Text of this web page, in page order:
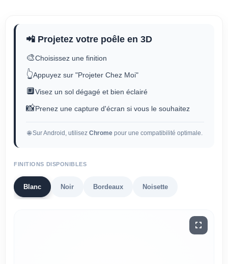
📲 Projetez votre poêle en 3D
🎨Choisissez une finition
👆Appuyez sur "Projeter Chez Moi"
🔲Visez un sol dégagé et bien éclairé
📸Prenez une capture d'écran si vous le souhaitez
🌐 Sur Android, utilisez Chrome pour une compatibilité optimale.
FINITIONS DISPONIBLES
Blanc Noir Bordeaux Noisette